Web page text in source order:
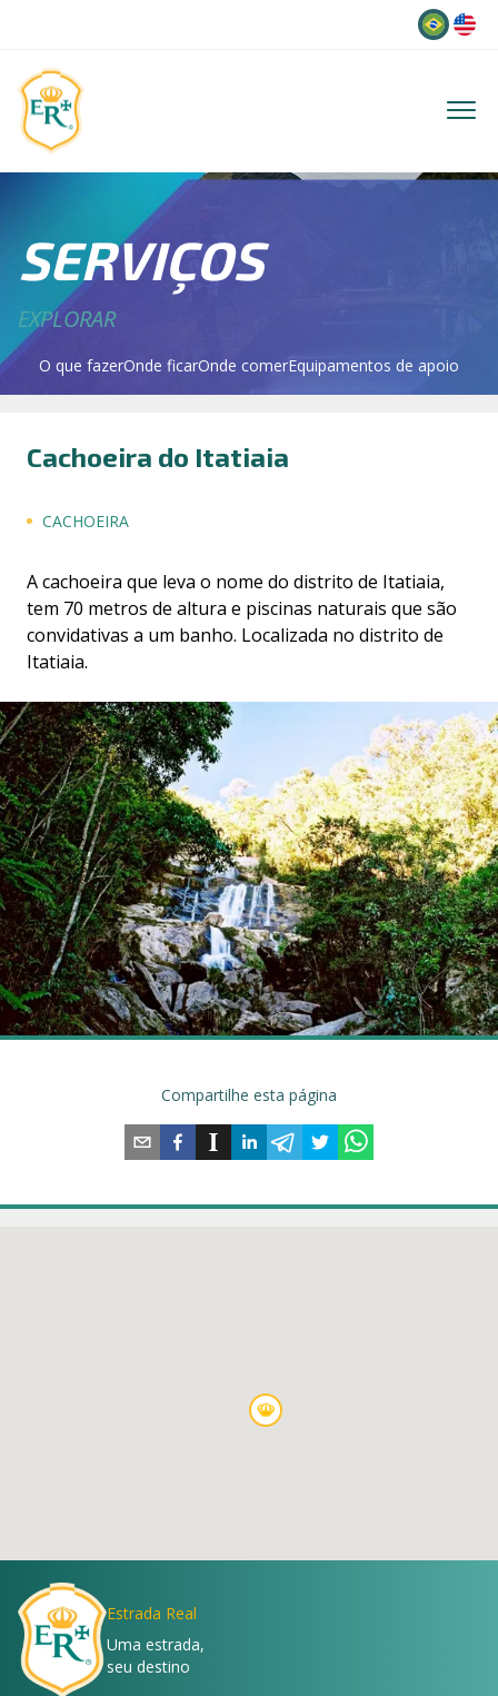
SERVIÇOS
EXPLORAR
O que fazerOnde ficarOnde comerEquipamentos de apoio
Cachoeira do Itatiaia
CACHOEIRA
A cachoeira que leva o nome do distrito de Itatiaia,
tem 70 metros de altura e piscinas naturais que são
convidativas a um banho. Localizada no distrito de
Itatiaia.
Compartilhe esta página
Estrada Real
Uma estrada,
seu destino